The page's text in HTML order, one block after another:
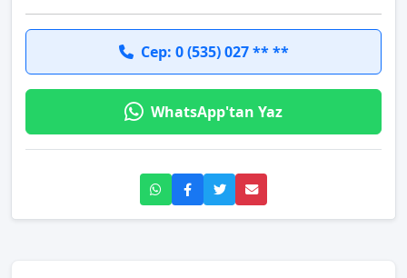
Cep: 0 (535) 027 ** **
WhatsApp'tan Yaz